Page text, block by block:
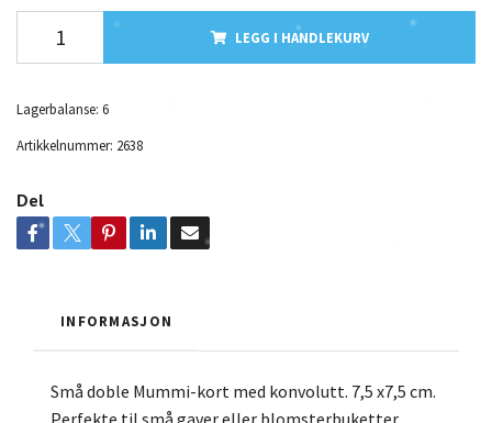
LEGG I HANDLEKURV
Lagerbalanse: 6
Artikkelnummer: 2638
Del
INFORMASJON
Små doble Mummi-kort med konvolutt. 7,5 x7,5 cm.
Perfekte til små gaver eller blomsterbuketter